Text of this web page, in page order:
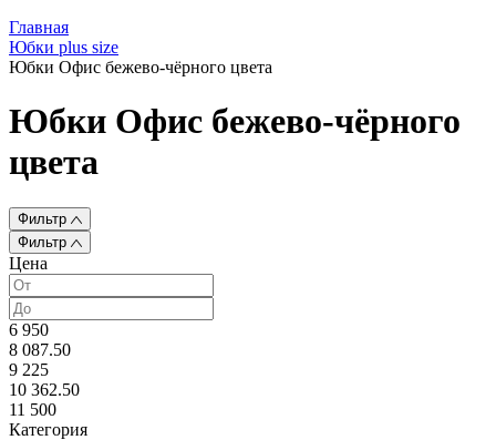
Главная
Юбки plus size
Юбки Офис бежево-чёрного цвета
Юбки Офис бежево-чёрного
цвета
Фильтр
Фильтр
Цена
6 950
8 087.50
9 225
10 362.50
11 500
Категория